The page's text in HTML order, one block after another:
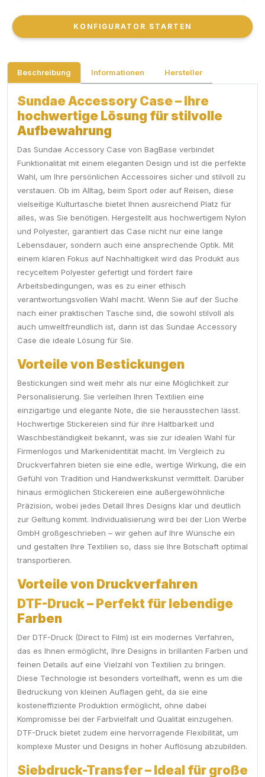
KONFIGURATOR STARTEN
KONFIGURATOR STARTEN
Beschreibung Informationen Hersteller
Sundae Accessory Case – Ihre
hochwertige Lösung für stilvolle
Aufbewahrung
Das Sundae Accessory Case von BagBase verbindet
Funktionalität mit einem eleganten Design und ist die perfekte
Wahl, um Ihre persönlichen Accessoires sicher und stilvoll zu
verstauen. Ob im Alltag, beim Sport oder auf Reisen, diese
vielseitige Kulturtasche bietet Ihnen ausreichend Platz für
alles, was Sie benötigen. Hergestellt aus hochwertigem Nylon
und Polyester, garantiert das Case nicht nur eine lange
Lebensdauer, sondern auch eine ansprechende Optik. Mit
einem klaren Fokus auf Nachhaltigkeit wird das Produkt aus
recyceltem Polyester gefertigt und fördert faire
Arbeitsbedingungen, was es zu einer ethisch
verantwortungsvollen Wahl macht. Wenn Sie auf der Suche
nach einer praktischen Tasche sind, die sowohl stilvoll als
auch umweltfreundlich ist, dann ist das Sundae Accessory
Case die ideale Lösung für Sie.
Vorteile von Bestickungen
Bestickungen sind weit mehr als nur eine Möglichkeit zur
Personalisierung. Sie verleihen Ihren Textilien eine
einzigartige und elegante Note, die sie herausstechen lässt.
Hochwertige Stickereien sind für ihre Haltbarkeit und
Waschbeständigkeit bekannt, was sie zur idealen Wahl für
Firmenlogos und Markenidentität macht. Im Vergleich zu
Druckverfahren bieten sie eine edle, wertige Wirkung, die ein
Gefühl von Tradition und Handwerkskunst vermittelt. Darüber
hinaus ermöglichen Stickereien eine außergewöhnliche
Präzision, wobei jedes Detail Ihres Designs klar und deutlich
zur Geltung kommt. Individualisierung wird bei der Lion Werbe
GmbH großgeschrieben – wir gehen auf Ihre Wünsche ein
und gestalten Ihre Textilien so, dass sie Ihre Botschaft optimal
transportieren.
Vorteile von Druckverfahren
DTF-Druck – Perfekt für lebendige
Farben
Der DTF-Druck (Direct to Film) ist ein modernes Verfahren,
das es Ihnen ermöglicht, Ihre Designs in brillanten Farben und
feinen Details auf eine Vielzahl von Textilien zu bringen.
Diese Technologie ist besonders vorteilhaft, wenn es um die
Bedruckung von kleinen Auflagen geht, da sie eine
kosteneffiziente Produktion ermöglicht, ohne dabei
Kompromisse bei der Farbvielfalt und Qualität einzugehen.
DTF-Druck bietet zudem eine hervorragende Flexibilität, um
komplexe Muster und Designs in hoher Auflösung abzubilden.
Siebdruck-Transfer – Ideal für große